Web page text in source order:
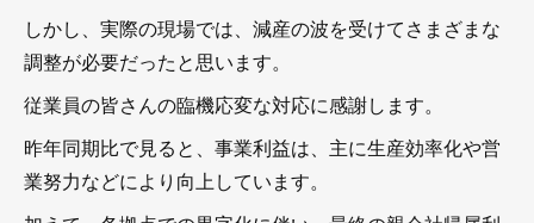
しかし、実際の現場では、減産の波を受けてさまざまな
調整が必要だったと思います。
従業員の皆さんの臨機応変な対応に感謝します。
昨年同期比で見ると、事業利益は、主に生産効率化や営
業努力などにより向上しています。